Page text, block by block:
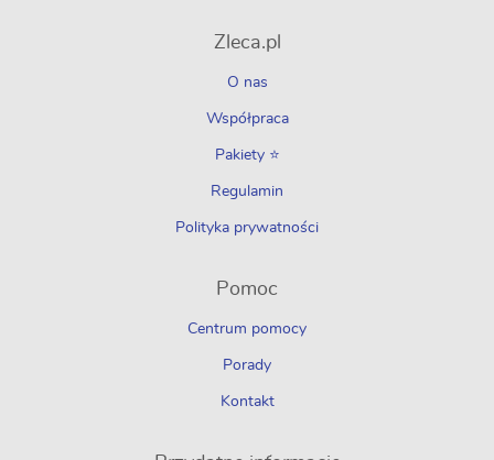
Zleca.pl
O nas
Współpraca
Pakiety ⭐
Regulamin
Polityka prywatności
Pomoc
Centrum pomocy
Porady
Kontakt